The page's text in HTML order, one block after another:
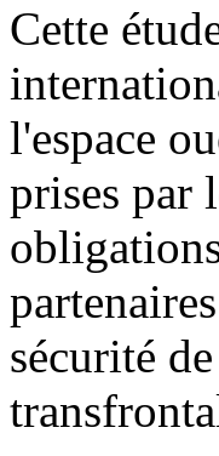
Cette
l'espace
prises par
sécurité